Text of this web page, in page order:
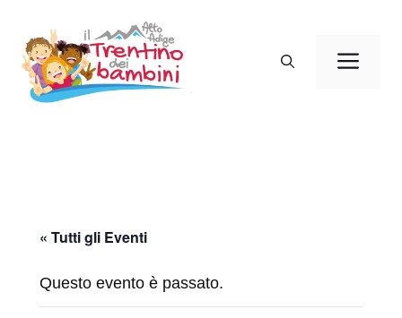
contenuto
« Tutti gli Eventi
Questo evento è passato.